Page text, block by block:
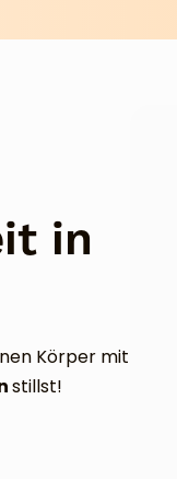
in
Körper mit
stillst!